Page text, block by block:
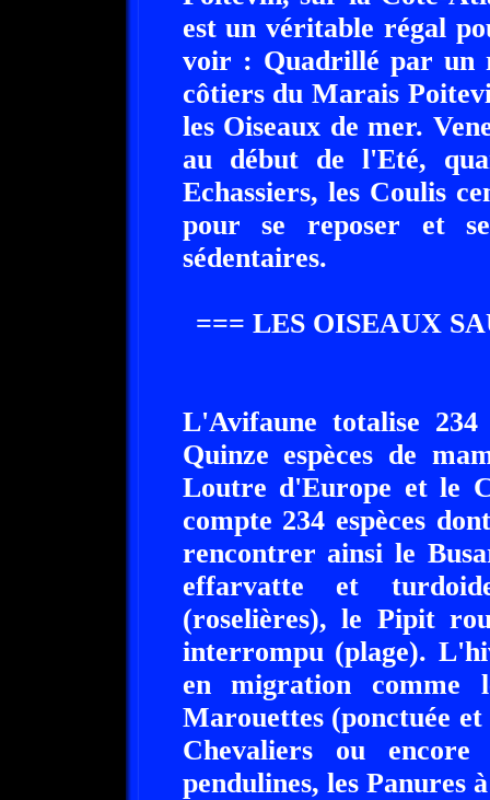
est un véritable régal
voir : Quadrillé par un
côtiers du Marais
les Oiseaux de mer.
au début de l'Eté,
Echassiers, les Coulis
pour se reposer et
sédentaires.
=== LES OISEAUX
L'Avifaune totalise 234
Quinze espèces de
Loutre d'Europe et le
compte 234 espèces
rencontrer ainsi le
effarvatte et
(roselières), le Pipit
interrompu (plage).
en migration comme
Marouettes (ponctuée et
Chevaliers ou
pendulines, les Panures